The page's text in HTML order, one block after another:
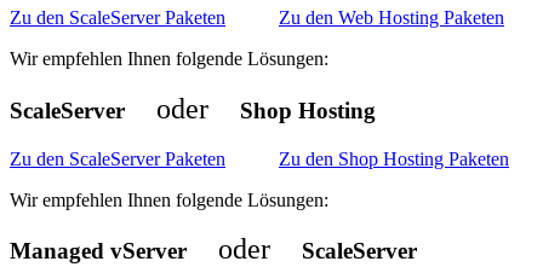
Zu den ScaleServer Paketen
Zu den Web Hosting Paketen
Wir empfehlen Ihnen folgende Lösungen:
ScaleServer oder Shop Hosting
Zu den ScaleServer Paketen
Zu den Shop Hosting Paketen
Wir empfehlen Ihnen folgende Lösungen:
Managed vServer oder ScaleServer